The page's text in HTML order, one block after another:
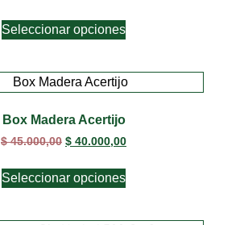
Seleccionar opciones
Box Madera Acertijo
$45.000,00 $ 40.000,00
Seleccionar opciones